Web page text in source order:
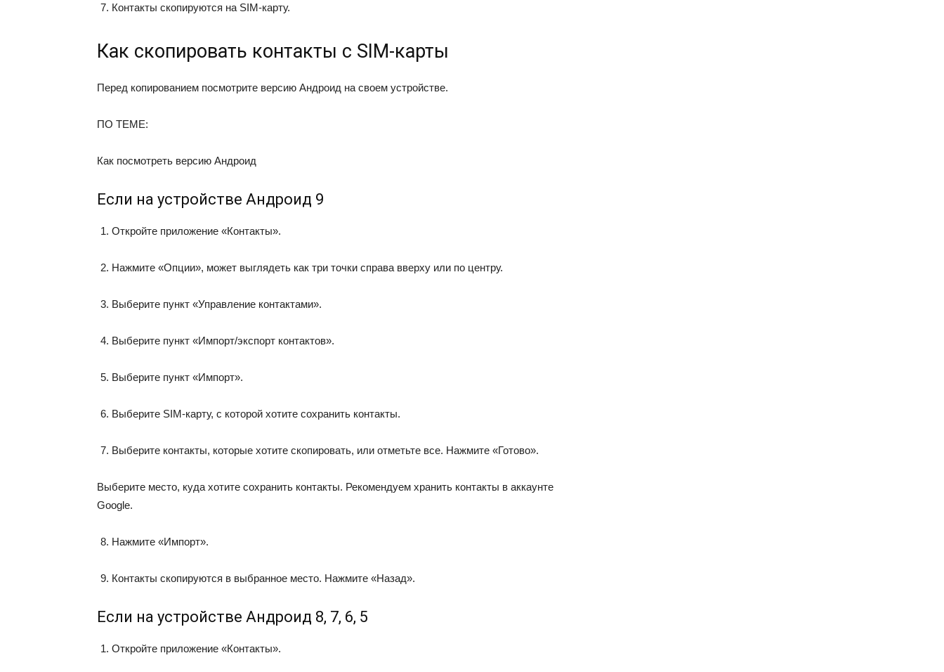
Контакты скопируются на SIM-карту.
Как скопировать контакты с SIM-карты
Перед копированием посмотрите версию Андроид на своем устройстве.
ПО ТЕМЕ:
Как посмотреть версию Андроид
Если на устройстве Андроид 9
Откройте приложение «Контакты».
Нажмите «Опции», может выглядеть как три точки справа вверху или по центру.
Выберите пункт «Управление контактами».
Выберите пункт «Импорт/экспорт контактов».
Выберите пункт «Импорт».
Выберите SIM-карту, с которой хотите сохранить контакты.
Выберите контакты, которые хотите скопировать, или отметьте все. Нажмите «Готово».
Выберите место, куда хотите сохранить контакты. Рекомендуем хранить контакты в аккаунте
Google.
Нажмите «Импорт».
Контакты скопируются в выбранное место. Нажмите «Назад».
Если на устройстве Андроид 8, 7, 6, 5
Откройте приложение «Контакты».